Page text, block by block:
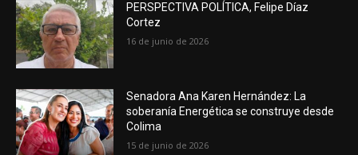
PERSPECTIVA POLÍTICA, Felipe Díaz
Cortez
16 de junio de 2026
Senadora Ana Karen Hernández: La
soberanía Energética se construye desde
Colima
15 de junio de 2026